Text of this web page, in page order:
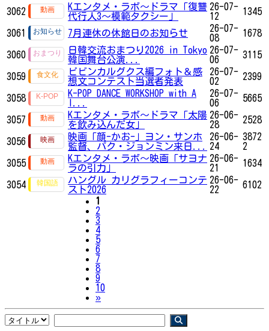
3062
Kエンタメ・ラボ～ドラマ「復讐
代行人3～模範タクシー」
26-07-
12
1345
3061 7月連休の休館日のお知らせ
26-07-
08
1678
3060
日韓交流おまつり2026 in Tokyo
韓国舞台公演...
26-07-
06
3115
3059
ビビンカルグクス編フォト＆感
想文コンテスト当選者発表
26-07-
02
2399
3058
K-POP DANCE WORKSHOP with A
26-07-
06
5665
3057
Kエンタメ・ラボ～ドラマ「太陽
を飲み込んだ女」
26-06-
28
2528
3056
映画「顔-かお-」ヨン・サンホ
監督、パク・ジョンミン来日...
26-06-
24
3872
2
3055
Kエンタメ・ラボ～映画「サヨナ
ラの引力」
26-06-
21
1634
3054
ハングル カリグラフィーコンテ
スト2026
26-06-
22
6102
1
2
3
4
5
6
7
8
9
10
»Next